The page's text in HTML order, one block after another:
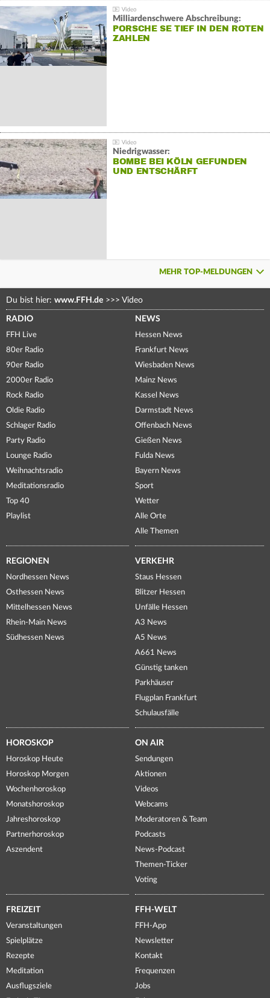
Milliardenschwere Abschreibung:
PORSCHE SE TIEF IN DEN ROTEN
ZAHLEN
Niedrigwasser:
BOMBE BEI KÖLN GEFUNDEN
UND ENTSCHÄRFT
MEHR TOP-MELDUNGEN
Du bist hier: www.FFH.de >>> Video
RADIO
FFH Live
80er Radio
90er Radio
2000er Radio
Rock Radio
Oldie Radio
Schlager Radio
Party Radio
Lounge Radio
Weihnachtsradio
Meditationsradio
Top 40
Playlist
NEWS
Hessen News
Frankfurt News
Wiesbaden News
Mainz News
Kassel News
Darmstadt News
Offenbach News
Gießen News
Fulda News
Bayern News
Sport
Wetter
Alle Orte
Alle Themen
REGIONEN
Nordhessen News
Osthessen News
Mittelhessen News
Rhein-Main News
Südhessen News
VERKEHR
Staus Hessen
Blitzer Hessen
Unfälle Hessen
A3 News
A5 News
A661 News
Günstig tanken
Parkhäuser
Flugplan Frankfurt
Schulausfälle
HOROSKOP
Horoskop Heute
Horoskop Morgen
Wochenhoroskop
Monatshoroskop
Jahreshoroskop
Partnerhoroskop
Aszendent
ON AIR
Sendungen
Aktionen
Videos
Webcams
Moderatoren & Team
Podcasts
News-Podcast
Themen-Ticker
Voting
FREIZEIT
Veranstaltungen
Spielplätze
Rezepte
Meditation
Ausflugsziele
FFH-WELT
FFH-App
Newsletter
Kontakt
Frequenzen
Jobs